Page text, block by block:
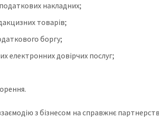
накладних;
товарів;
боргу;
електронних довірчих послуг;
.
з бізнесом на справжнє